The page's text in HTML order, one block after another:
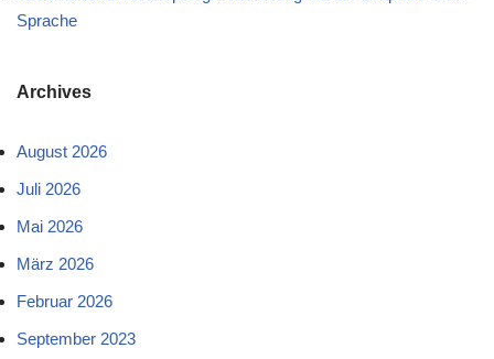
Sprache
Archives
August 2026
Juli 2026
Mai 2026
März 2026
Februar 2026
September 2023